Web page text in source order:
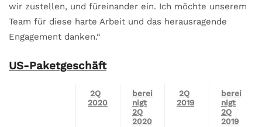
wir zustellen, und füreinander ein. Ich möchte unserem
Team für diese harte Arbeit und das herausragende
Engagement danken.“
US-Paketgeschäft
2Q
2020
berei
nigt
2Q
2020
2Q
2019
berei
nigt
2Q
2019